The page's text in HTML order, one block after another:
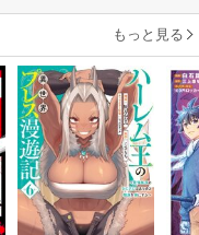
（コミック） ： 1
もっと見る